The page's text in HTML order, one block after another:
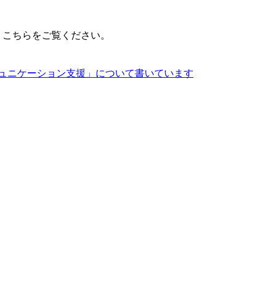
ちらをご覧ください。
ニケーション支援」について書いています